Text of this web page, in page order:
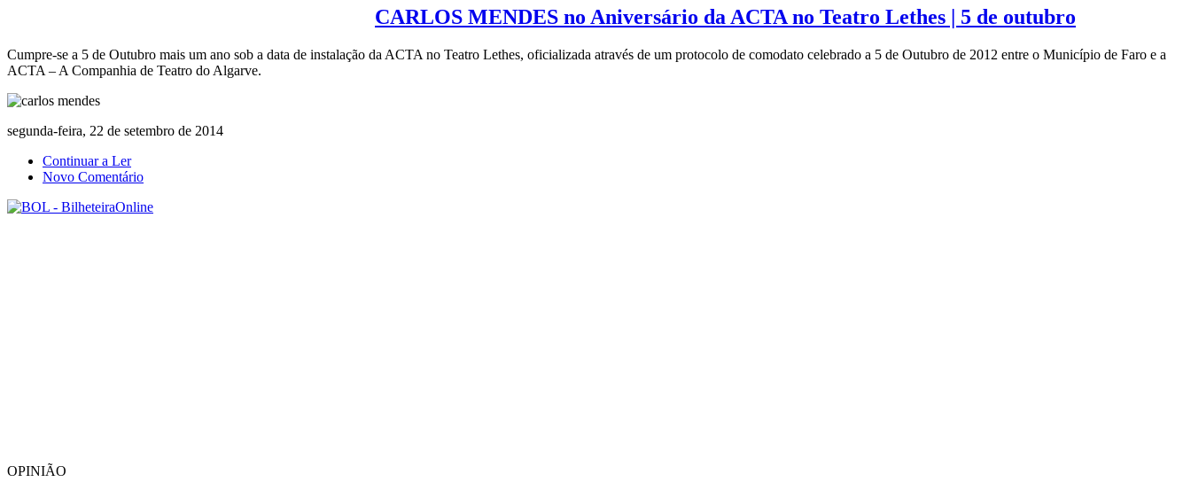
CARLOS MENDES no Aniversário da ACTA no Teatro Lethes | 5 de outubro
Cumpre-se a 5 de Outubro mais um ano sob a data de instalação da ACTA no Teatro Lethes, oficializada através de um protocolo de comodato celebrado a 5 de Outubro de 2012 entre o Município de Faro e a
ACTA – A Companhia de Teatro do Algarve.
segunda-feira, 22 de setembro de 2014
Continuar a Ler
Novo Comentário
OPINIÃO